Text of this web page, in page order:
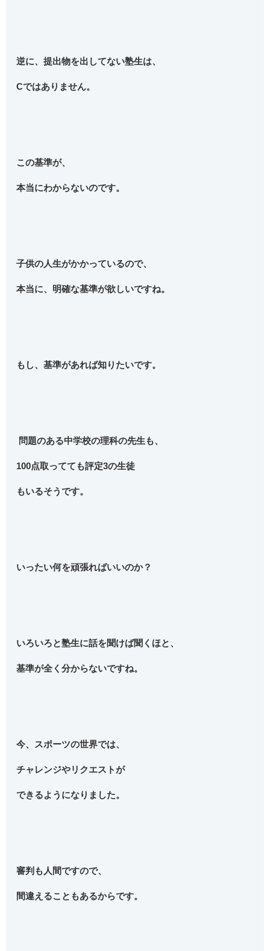
逆に、提出物を出してない塾生は、
Cではありません。
この基準が、
本当にわからないのです。
子供の人生がかかっているので、
本当に、 明確な基準が欲しいですね。
もし、基準があれば知りたいです。
問題のある中学校の理科の先生も、
100点取ってても評定3の生徒
もいるそうです。
いったい何を頑張ればいいのか？
いろいろと塾生に話を聞けば聞くほと、
基準が全く分からないですね。
今、スポーツの世界では、
チャレンジやリクエストが
できるようになりました。
審判も人間ですので、
間違えることもあるからです。